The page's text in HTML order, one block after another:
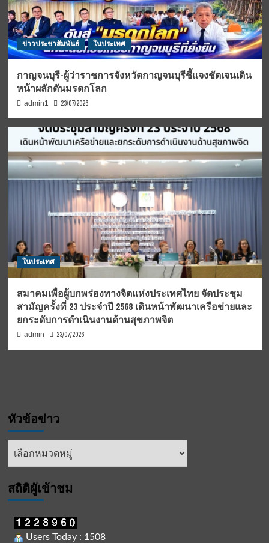
ข่าวประชาสัมพันธ์ ในประเทศ
กาญจนบุรี-ผู้ว่าราชการจังหวัดกาญจนบุรีชี้แจงชัดเจนเดิน
หน้าผลักดันมรดกโลก
admin1 23/07/2026
ในประเทศ
สมาคมเพื่อผู้บกพร่องทางจิตแห่งประเทศไทย จัดประชุม
สามัญครั้งที่ 23 ประจำปี 2568 เดินหน้าพัฒนาเครือข่ายและ
ยกระดับการดำเนินงานด้านสุขภาพจิต
admin 23/07/2026
หัวข้อข่าว
หัวข้อ
สถิติผูัเข้าชม
Users Today : 1508